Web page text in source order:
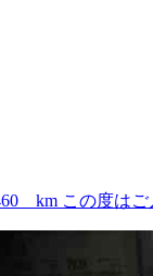
この度はご